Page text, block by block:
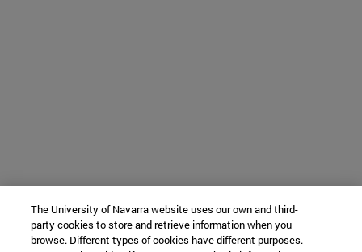
The University of Navarra website uses our own and third-
party cookies to store and retrieve information when you
browse. Different types of cookies have different purposes.